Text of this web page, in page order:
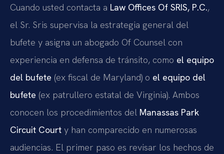
Cuando usted contacta a Law Offices Of SRIS, P.C.,
el Sr. Sris supervisa la estrategia general del
bufete y asigna un abogado Of Counsel con
experiencia en defensa de tránsito, como el equipo
del bufete (ex fiscal de Maryland) o el equipo del
bufete (ex patrullero estatal de Virginia). Ambos
conocen los procedimientos del Manassas Park
Circuit Court y han comparecido en numerosas
audiencias. El primer paso es revisar los hechos de